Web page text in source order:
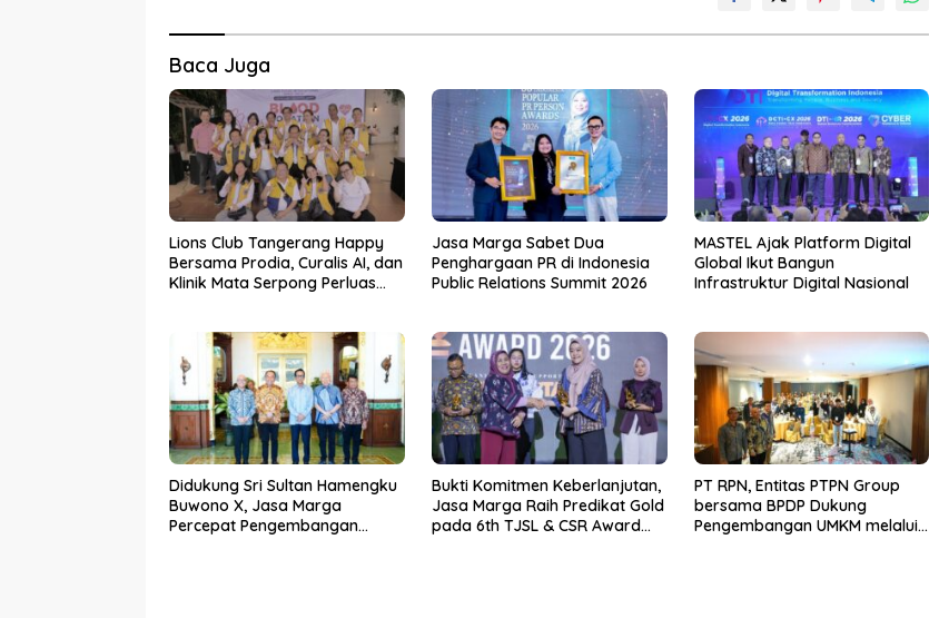
Baca Juga
Lions Club Tangerang Happy
Bersama Prodia, Curalis AI, dan
Klinik Mata Serpong Perluas
Kesehatan
Jasa Marga Sabet Dua
Penghargaan PR di Indonesia
Public Relations Summit 2026
MASTEL Ajak Platform Digital
Global Ikut Bangun
Infrastruktur Digital Nasional
Didukung Sri Sultan Hamengku
Buwono X, Jasa Marga
Percepat Pengembangan
Bukti Komitmen Keberlanjutan,
Jasa Marga Raih Predikat Gold
pada 6th TJSL & CSR Award
PT RPN, Entitas PTPN Group
bersama BPDP Dukung
Pengembangan UMKM melalui